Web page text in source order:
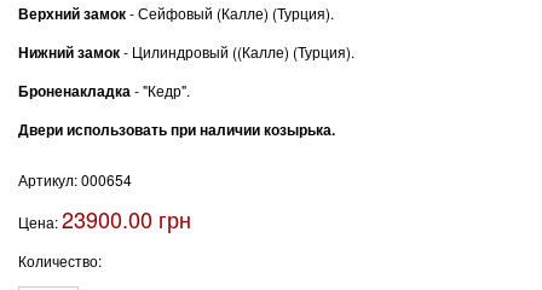
Верхний замок- Сейфовый (Калле) (Турция).
Нижний замок- Цилиндровый ((Калле) (Турция).
Броненакладка - "Кедр".
Двери использовать при наличии козырька.
Артикул:000654
Цена:23900.00 грн
Количество: